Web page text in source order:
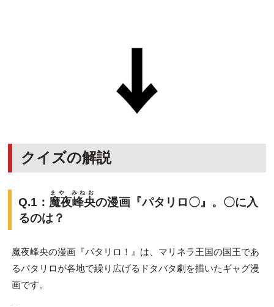
クイズの解説
Q.1： 魔夜峰央
まや みねお
の漫画『パタリロ〇』。〇に入
るのは？
魔夜峰央の漫画『パタリロ！』は、マリネラ王国の国王であ
るパタリロが各地で繰り広げるドタバタ劇を描いたギャグ漫
画です。